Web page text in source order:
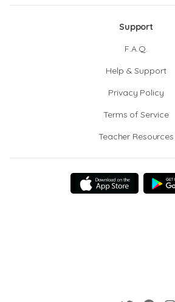
Support
F.A.Q.
Help & Support
Privacy Policy
Terms of Service
Teacher Resources